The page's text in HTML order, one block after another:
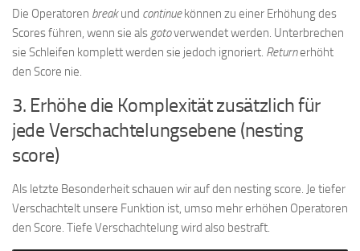
Die Operatoren breakund continuekönnen zu einer Erhöhung des
Scores führen, wenn sie als gotoverwendet werden. Unterbrechen
sie Schleifen komplett werden sie jedoch ignoriert. Returnerhöht
den Score nie.
3. Erhöhe die Komplexität zusätzlich für
jede Verschachtelungsebene (nesting
score)
Als letzte Besonderheit schauen wir auf den nesting score. Je tiefer
Verschachtelt unsere Funktion ist, umso mehr erhöhen Operatoren
den Score. Tiefe Verschachtelung wird also bestraft.